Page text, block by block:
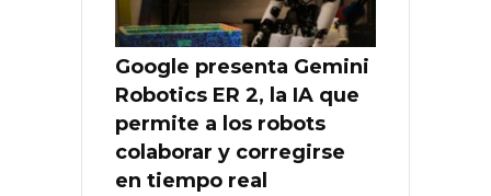
Google presenta Gemini
Robotics ER 2, la IA que
permite a los robots
colaborar y corregirse
en tiempo real